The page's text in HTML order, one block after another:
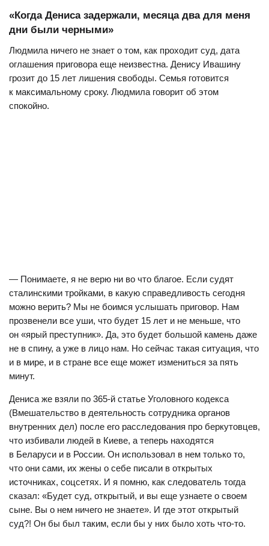
«Когда Дениса задержали, месяца два для меня
дни были черными»
Людмила ничего не знает о том, как проходит суд, дата
оглашения приговора еще неизвестна. Денису Ивашину
грозит до 15 лет лишения свободы. Семья готовится
к максимальному сроку. Людмила говорит об этом
спокойно.
— Понимаете, я не верю ни во что благое. Если судят
сталинскими тройками, в какую справедливость сегодня
можно верить? Мы не боимся услышать приговор. Нам
прозвенели все уши, что будет 15 лет и не меньше, что
он «ярый преступник». Да, это будет большой камень даже
не в спину, а уже в лицо нам. Но сейчас такая ситуация, что
и в мире, и в стране все еще может измениться за пять
минут.
Дениса же взяли по 365-й статье Уголовного кодекса
(Вмешательство в деятельность сотрудника органов
внутренних дел) после его расследования про беркутовцев,
что избивали людей в Киеве, а теперь находятся
в Беларуси и в России. Он использовал в нем только то,
что они сами, их жены о себе писали в открытых
источниках, соцсетях. И я помню, как следователь тогда
сказал: «Будет суд, открытый, и вы еще узнаете о своем
сыне. Вы о нем ничего не знаете». И где этот открытый
суд?! Он бы был таким, если бы у них было хоть что-то.